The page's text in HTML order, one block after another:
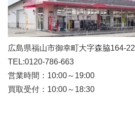
広島県福山市御幸町大字森脇164-22
TEL:0120-786-663
営業時間：10:00～19:00
買取受付：10:00～18:30